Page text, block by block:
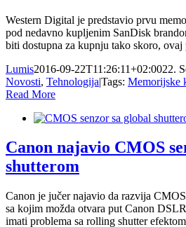
Western Digital je predstavio prvu
pod nedavno kupljenim SanDisk
biti dostupna za kupnju tako skoro, ovaj
Lumis2016-09-22T11:26:11+02:0022.
Novosti, Tehnologija|Tags: Memorijske
Read More
Canon najavio CMOS
shutterom
Canon je jučer najavio da razvija
sa kojim možda otvara put Canon
imati problema sa rolling shutter